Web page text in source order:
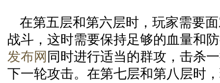
在第五层和第六层时，玩家需要
战斗，这时需要保持足够的血量和
发布网 同时进行适当的群攻，击杀
下一轮攻击。在第七层和第八层时